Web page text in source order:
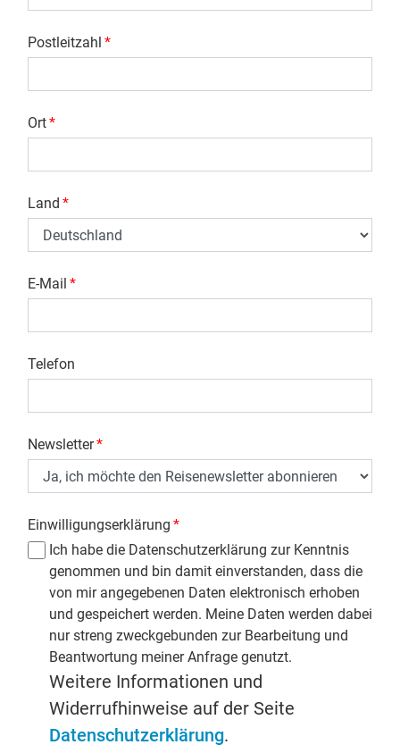
Postleitzahl *
Ort*
Land *
E-Mail *
Telefon
Newsletter*
Einwilligungserklärung *
Ich habe die Datenschutzerklärung zur Kenntnis
genommen und bin damit einverstanden, dass die
von mir angegebenen Daten elektronisch erhoben
und gespeichert werden. Meine Daten werden dabei
nur streng zweckgebunden zur Bearbeitung und
Beantwortung meiner Anfrage genutzt.
Weitere Informationen und
Widerrufhinweise auf der Seite
Datenschutzerklärung.